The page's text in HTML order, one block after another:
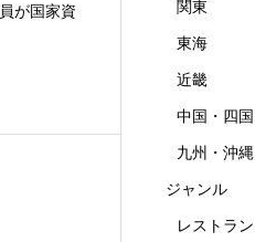
が国家資
関東
東海
近畿
中国・四国
九州・沖縄
ジャンル
レストラン